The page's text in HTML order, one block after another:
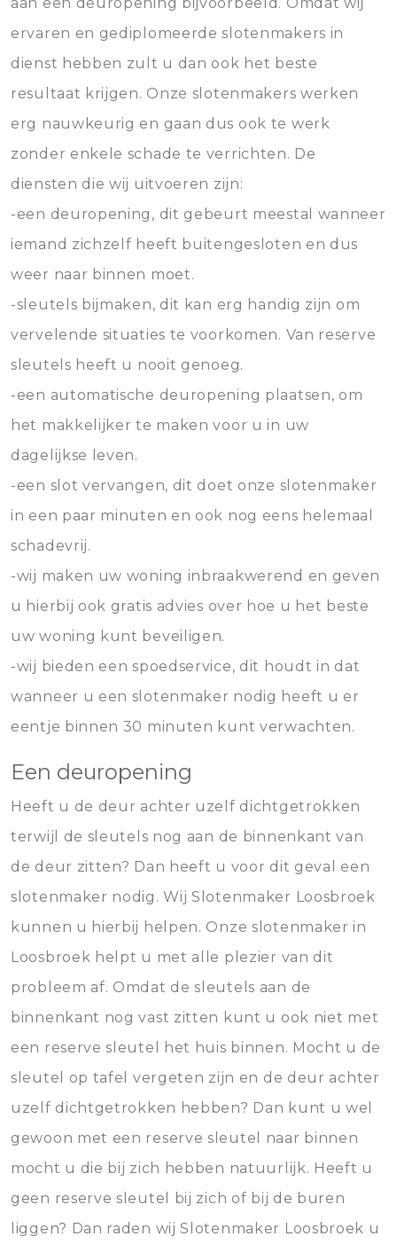
ervaren en gediplomeerde slotenmakers in
dienst hebben zult u dan ook het beste
resultaat krijgen. Onze slotenmakers werken
erg nauwkeurig en gaan dus ook te werk
zonder enkele schade te verrichten. De
diensten die wij uitvoeren zijn:
-een deuropening, dit gebeurt meestal wanneer
iemand zichzelf heeft buitengesloten en dus
weer naar binnen moet.
-sleutels bijmaken, dit kan erg handig zijn om
vervelende situaties te voorkomen. Van reserve
sleutels heeft u nooit genoeg.
-een automatische deuropening plaatsen, om
het makkelijker te maken voor u in uw
dagelijkse leven.
-een slot vervangen, dit doet onze slotenmaker
in een paar minuten en ook nog eens helemaal
schadevrij.
-wij maken uw woning inbraakwerend en geven
u hierbij ook gratis advies over hoe u het beste
uw woning kunt beveiligen.
-wij bieden een spoedservice, dit houdt in dat
wanneer u een slotenmaker nodig heeft u er
eentje binnen 30 minuten kunt verwachten.
Een deuropening
Heeft u de deur achter uzelf dichtgetrokken
terwijl de sleutels nog aan de binnenkant van
de deur zitten? Dan heeft u voor dit geval een
slotenmaker nodig. Wij Slotenmaker Loosbroek
kunnen u hierbij helpen. Onze slotenmaker in
Loosbroek helpt u met alle plezier van dit
probleem af. Omdat de sleutels aan de
binnenkant nog vast zitten kunt u ook niet met
een reserve sleutel het huis binnen. Mocht u de
sleutel op tafel vergeten zijn en de deur achter
uzelf dichtgetrokken hebben? Dan kunt u wel
gewoon met een reserve sleutel naar binnen
mocht u die bij zich hebben natuurlijk. Heeft u
geen reserve sleutel bij zich of bij de buren
liggen? Dan raden wij Slotenmaker Loosbroek u